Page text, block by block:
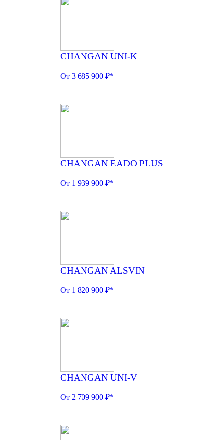
CHANGAN UNI-K
От 3 685 900 ₽*
CHANGAN EADO PLUS
От 1 939 900 ₽*
CHANGAN ALSVIN
От 1 820 900 ₽*
CHANGAN UNI-V
От 2 709 900 ₽*